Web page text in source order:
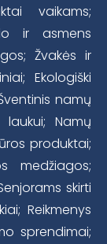
vaikams;
ir asmens
Žvakės ir
Ekologiški
namų
Namų
produktai;
medžiagos;
skirti
Reikmenys
sprendimai;